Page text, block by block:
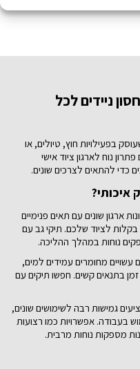
ניידים לכל
בפעילויות חוץ, טיולים, או
נוח לארגון ציוד אישי
כדי להתאים לצרכים שונים.
איכותי?
ארגון שונים עם תאים פנימיים
בקלות לציוד שלכם. תיקי גב עם
נוחות במהלך ההליכה.
עשויים מחומרים עמידים למים,
בתנאים קשים. חפשו תיקים עם
גמישות רבה לשימושים שונים,
בעבודה. אפשרויות כמו רצועות
מספקות נוחות מרבית.